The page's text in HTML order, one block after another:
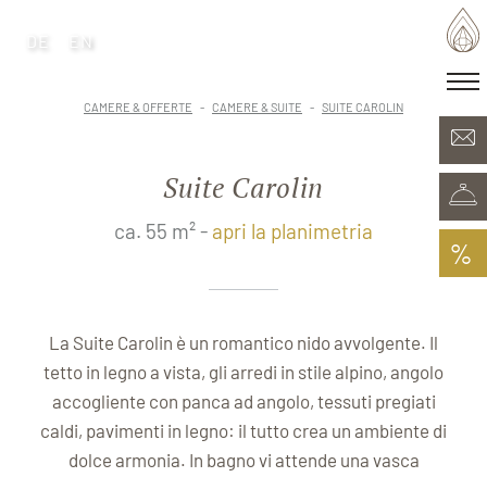
Camere & Offerte
Plunhof experiences
Esperienze nei dintorni
%
DE EN
CAMERE & OFFERTE CAMERE & SUITE SUITE CAROLIN
Suite Carolin
ca. 55 m² - apri la planimetria
La Suite Carolin è un romantico nido avvolgente. Il
tetto in legno a vista, gli arredi in stile alpino, angolo
accogliente con panca ad angolo, tessuti pregiati
caldi, pavimenti in legno: il tutto crea un ambiente di
dolce armonia. In bagno vi attende una vasca